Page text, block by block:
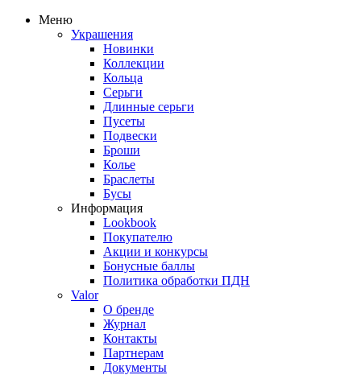
Меню
Украшения
Новинки
Коллекции
Кольца
Серьги
Длинные серьги
Пусеты
Подвески
Броши
Колье
Браслеты
Бусы
Информация
Lookbook
Покупателю
Акции и конкурсы
Бонусные баллы
Политика обработки ПДН
Valor
О бренде
Журнал
Контакты
Партнерам
Документы